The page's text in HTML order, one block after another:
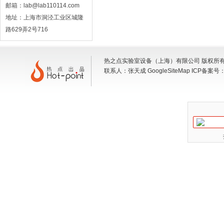
邮箱：lab@lab110114.com
地址：上海市洞泾工业区城隆
路629弄2号716
热之点实验室设备（上海）有限公司 版权
联系人：张天成 GoogleSiteMap ICP备案号